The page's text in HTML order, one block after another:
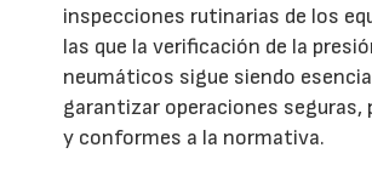
inspecciones rutinarias de los
las que la verificación de la
neumáticos sigue siendo
garantizar operaciones seguras,
y conformes a la normativa.